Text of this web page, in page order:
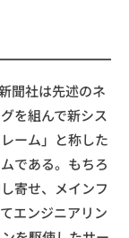
聞社は先述のネ
を組んで新シス
ーム」と称した
である。もちろ
寄せ、メインフ
エンジニアリン